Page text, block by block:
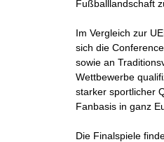
Fußballlandschaft
Im Vergleich zur
sich die
sowie an
Wettbewerbe
starker sportlicher
Fanbasis in ganz
Die Finalspiele